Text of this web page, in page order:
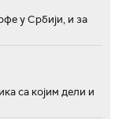
у Србији, и за
са којим дели и